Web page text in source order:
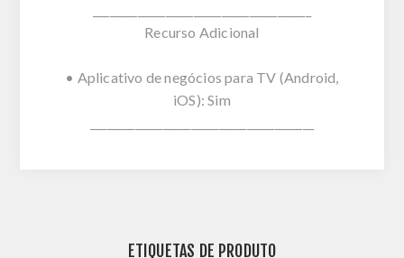
Recurso Adicional
• Aplicativo de negócios para TV (Android,
iOS): Sim
ETIQUETAS DE PRODUTO